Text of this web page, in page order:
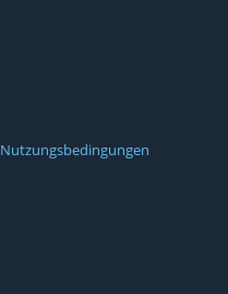
Nutzungsbedingungen